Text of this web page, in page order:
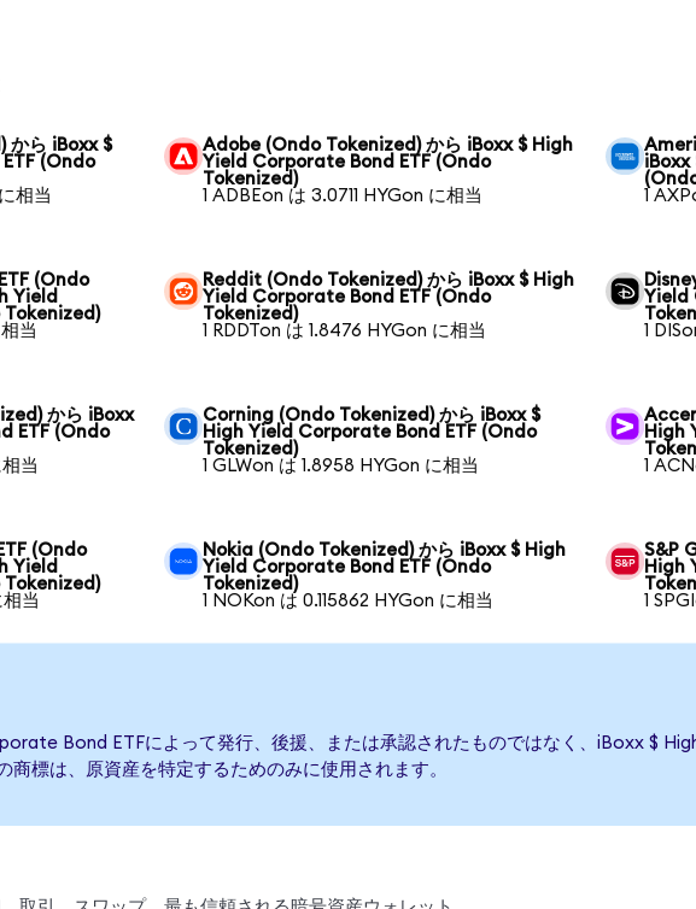
から iBoxx $
(Ondo
相当
Adobe (Ondo Tokenized) から iBoxx $ High
Yield Corporate Bond ETF (Ondo
Tokenized)
1 ADBEon は 3.0711 HYGon に相当
iBoxx
1
(Ondo
Yield
Tokenized)
当
Reddit (Ondo Tokenized) から iBoxx $ High
Yield Corporate Bond ETF (Ondo
Tokenized)
1 RDDTon は 1.8476 HYGon に相当
Yield
1
から iBoxx
ETF (Ondo
当
Corning (Ondo Tokenized) から iBoxx $
High Yield Corporate Bond ETF (Ondo
Tokenized)
1 GLWon は 1.8958 HYGon に相当
High
1
(Ondo
Yield
Tokenized)
当
Nokia (Ondo Tokenized) から iBoxx $ High
Yield Corporate Bond ETF (Ondo
Tokenized)
1 NOKon は 0.115862 HYGon に相当
S&P
High
1
Bond ETFによって発行、後援、または承認されたものではなく、iBoxx $
商標は、原資産を特定するためのみに使用されます。